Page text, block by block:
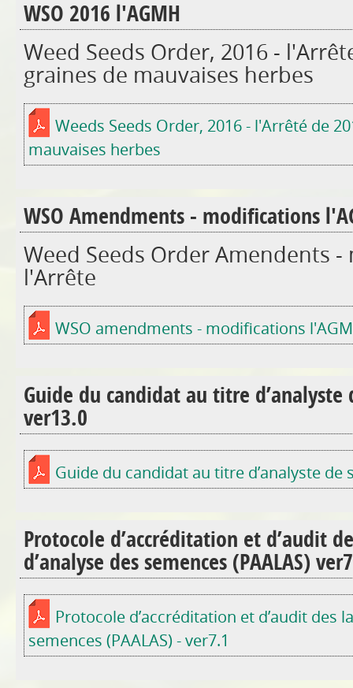
WSO 2016 l'AGMH
Weed Seeds Order, 2016 -
graines de mauvaises herbes
Weeds Seeds Order, 2016 - l'Arrêté de
mauvaises herbes
WSO Amendments - modifications
Weed Seeds Order Amendents
l'Arrête
WSO amendments - modifications
Guide du candidat au titre d’analyste
ver13.0
Guide du candidat au titre d’analyste de
Protocole d’accréditation et d’audit
d’analyse des semences (PAALAS)
Protocole d’accréditation et d’audit des
semences (PAALAS) - ver7.1